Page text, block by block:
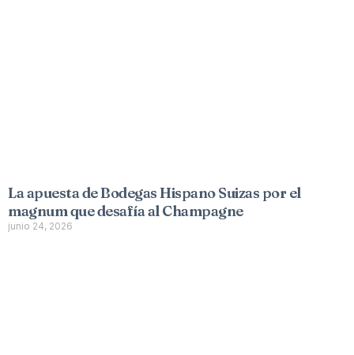
La apuesta de Bodegas Hispano Suizas por el
magnum que desafía al Champagne
junio 24, 2026